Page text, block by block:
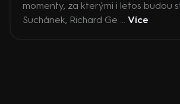
momenty, za kterými i letos budou
Suchánek, Richard Ge ... Více